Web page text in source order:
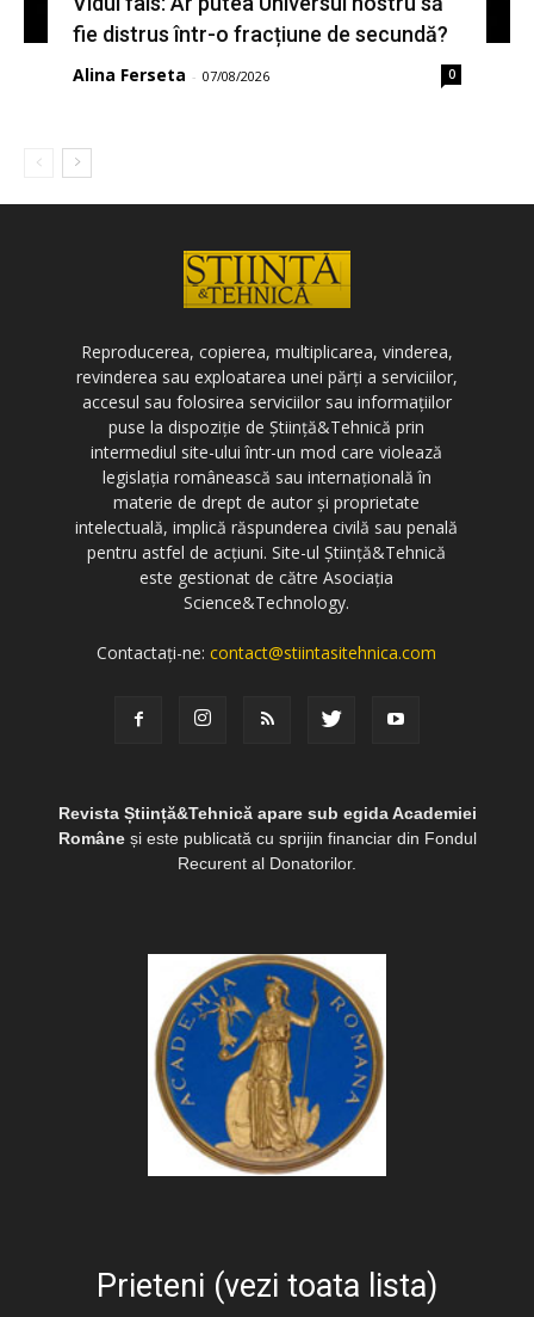
fie distrus într-o fracțiune de secundă?
Alina Ferseta - 07/08/2026 0
Reproducerea, copierea, multiplicarea, vinderea,
revinderea sau exploatarea unei părți a serviciilor,
accesul sau folosirea serviciilor sau informațiilor
puse la dispoziție de Știință&Tehnică prin
intermediul site-ului într-un mod care violează
legislația românească sau internațională în
materie de drept de autor și proprietate
intelectuală, implică răspunderea civilă sau penală
pentru astfel de acțiuni. Site-ul Știință&Tehnică
este gestionat de către Asociația
Science&Technology.
Contactați-ne:contact@stiintasitehnica.com
Revista Știință&Tehnică apare sub egida Academiei
Româneși este publicată cu sprijin financiar din Fondul
Recurent al Donatorilor.
Prieteni (vezi toata lista)